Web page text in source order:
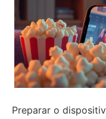
Preparar o